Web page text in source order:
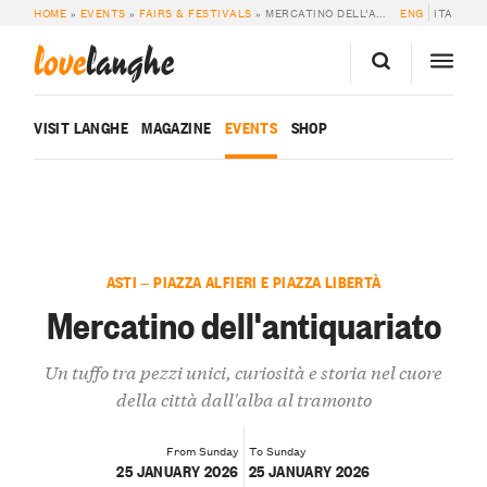
HOME » EVENTS »FAIRS & FESTIVALS » MERCATINO DELL’ANTIQUARIATO ENG ITA
lovelanghe
VISIT LANGHE MAGAZINE EVENTS SHOP
ASTI — PIAZZA ALFIERI E PIAZZA LIBERTÀ
Mercatino dell'antiquariato
Un tuffo tra pezzi unici, curiosità e storia nel cuore
della città dall'alba al tramonto
From Sunday
25 JANUARY 2026
To Sunday
25 JANUARY 2026